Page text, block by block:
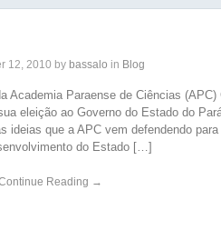
12, 2010 by bassalo in Blog
Academia Paraense de Ciências
eleição ao Governo do Estado do
ideias que a APC vem defendendo
do Estado […]
Reading →